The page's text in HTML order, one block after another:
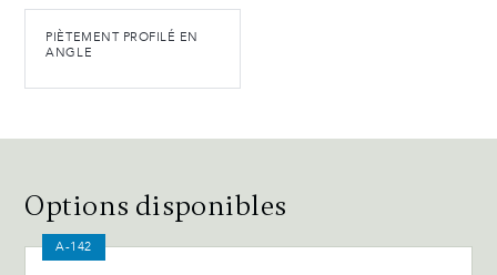
PIÈTEMENT PROFILÉ EN
ANGLE
Options disponibles
A-142